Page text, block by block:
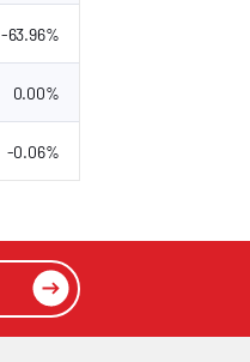
-63.96%
0.00%
-0.06%